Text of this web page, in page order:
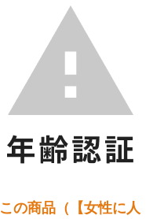
この商品（【女性に人